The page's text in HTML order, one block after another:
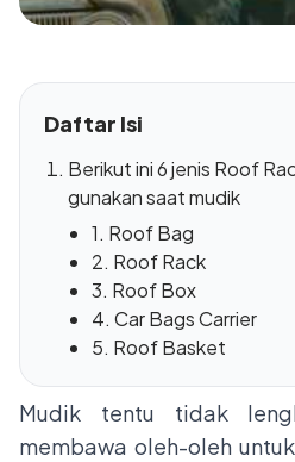
Daftar Isi
Berikut ini 6 jenis Roof
gunakan saat mudik
1. Roof Bag
2. Roof Rack
3. Roof Box
4. Car Bags Carrier
5. Roof Basket
Mudik tentu tidak
membawa oleh-oleh